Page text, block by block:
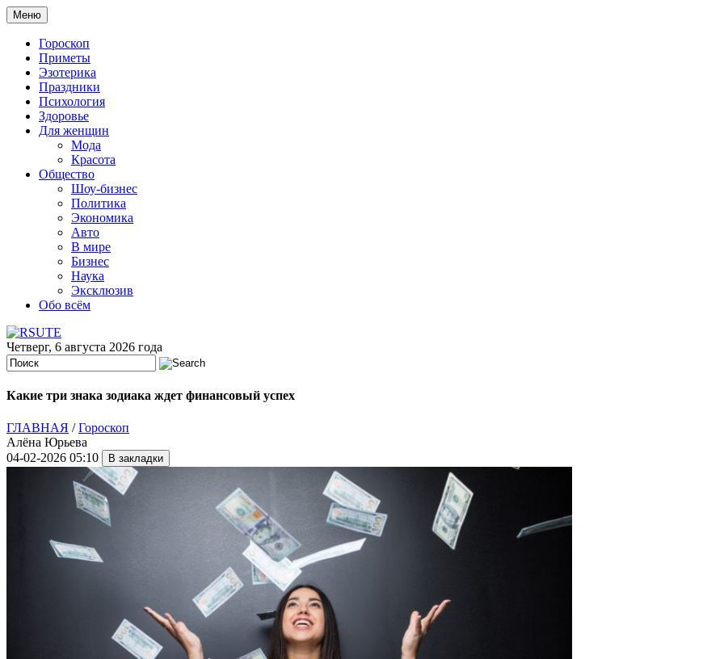
Меню
Гороскоп
Приметы
Эзотерика
Праздники
Психология
Здоровье
Для женщин
Мода
Красота
Общество
Шоу-бизнес
Политика
Экономика
Авто
В мире
Бизнес
Наука
Эксклюзив
Обо всём
Четверг, 6 августа 2026 года
Какие три знака зодиака ждет финансовый успех
ГЛАВНАЯ /Гороскоп
Алёна Юрьева
04-02-2026 05:10